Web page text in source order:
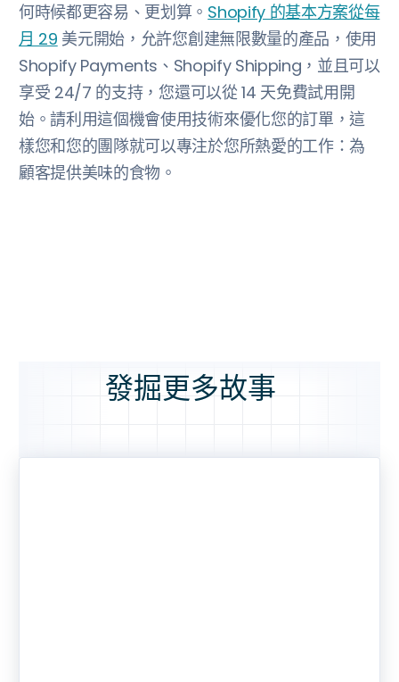
何時候都更容易、更划算。 Shopify 的基本方案從每
月 29 美元開始，允許您創建無限數量的產品，使用
Shopify Payments、Shopify Shipping，並且可以
享受 24/7 的支持，您還可以從 14 天免費試用開
始。請利用這個機會使用技術來優化您的訂單，這
樣您和您的團隊就可以專注於您所熱愛的工作：為
顧客提供美味的食物。
發掘更多故事